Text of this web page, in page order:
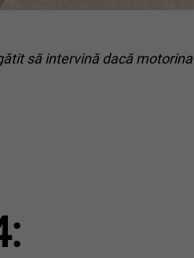
să intervină dacă